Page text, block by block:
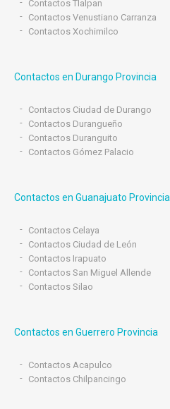
Contactos Tlalpan
Contactos Venustiano Carranza
Contactos Xochimilco
Contactos en Durango Provincia
Contactos Ciudad de Durango
Contactos Durangueño
Contactos Duranguito
Contactos Gómez Palacio
Contactos en Guanajuato Provincia
Contactos Celaya
Contactos Ciudad de León
Contactos Irapuato
Contactos San Miguel Allende
Contactos Silao
Contactos en Guerrero Provincia
Contactos Acapulco
Contactos Chilpancingo